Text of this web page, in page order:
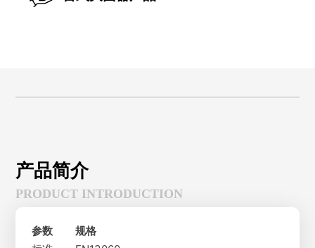
产品简介
PRODUCT INTRODUCTION
参数
规格